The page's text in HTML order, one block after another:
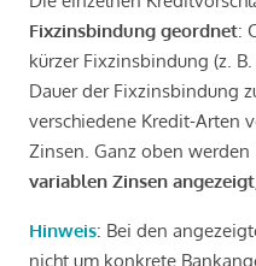
Fixzinsbindung geordnet:
kürzer Fixzinsbindung (z.
Dauer der Fixzinsbindung
verschiedene Kredit-Arten
Zinsen. Ganz oben werden
variablen Zinsen
Hinweis: Bei den
nicht um konkrete